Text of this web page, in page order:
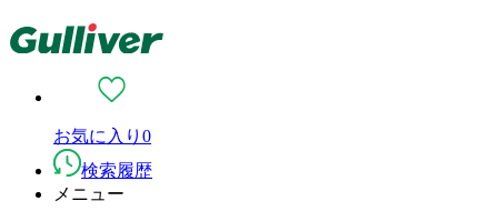
お気に入り 0
検索履歴
メニュー